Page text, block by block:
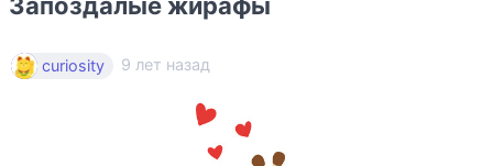
curiosity 9 лет назад